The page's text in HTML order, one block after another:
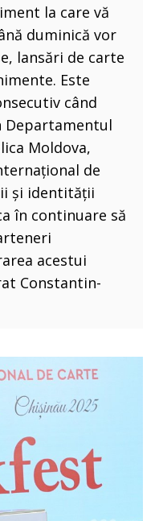
la care vă
duminică vor
lansări de carte
Este
când
Departamentul
Moldova,
de
și identității
în continuare să
acestui
Constantin-